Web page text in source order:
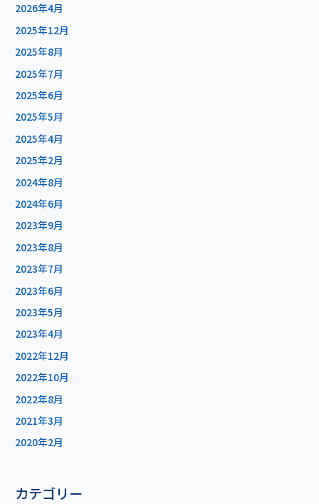
2026年4月
2025年12月
2025年8月
2025年7月
2025年6月
2025年5月
2025年4月
2025年2月
2024年8月
2024年6月
2023年9月
2023年8月
2023年7月
2023年6月
2023年5月
2023年4月
2022年12月
2022年10月
2022年8月
2021年3月
2020年2月
カテゴリー